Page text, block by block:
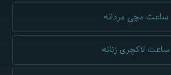
ساعت مچی مردانه
ساعت لاکچری زنانه